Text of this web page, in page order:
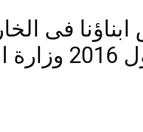
فى
امتحانات الدور